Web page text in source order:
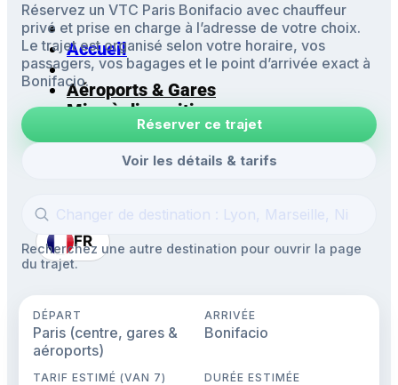
Accueil
Aéroports & Gares
Mise à disposition
Navettes
Excursions
FR
Réservez un VTC Paris Bonifacio avec chauffeur
privé et prise en charge à l’adresse de votre choix.
Le trajet est organisé selon votre horaire, vos
passagers, vos bagages et le point d’arrivée exact à
Bonifacio.
Réserver ce trajet
Voir les détails & tarifs
Recherchez une autre destination pour ouvrir la page
du trajet.
DÉPART
Paris (centre, gares &
aéroports)
ARRIVÉE
Bonifacio
TARIF ESTIMÉ (VAN 7) DURÉE ESTIMÉE